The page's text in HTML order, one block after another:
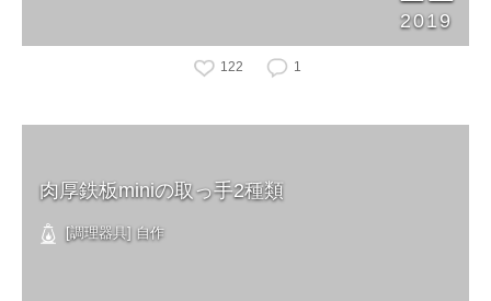
2019
122 1
肉厚鉄板miniの取っ手2種類
[調理器具] 自作